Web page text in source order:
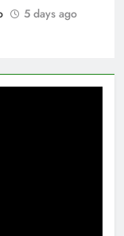
5 days ago